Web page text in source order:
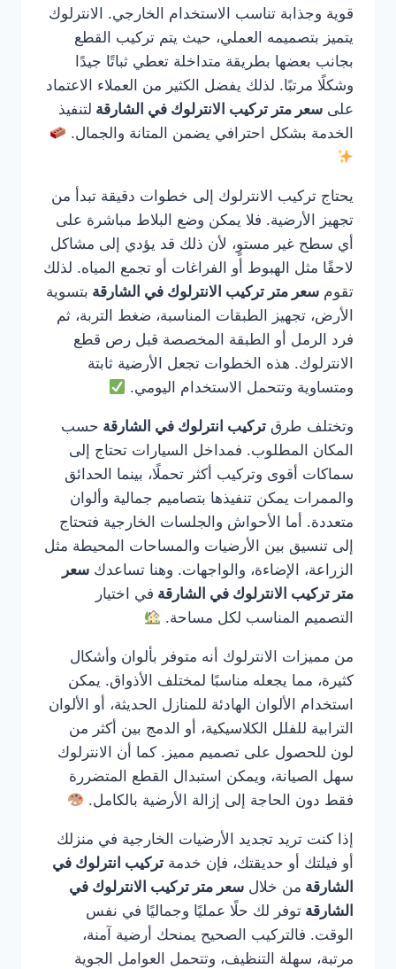
قوية وجذابة تناسب الاستخدام الخارجي. الانترلوك
يتميز بتصميمه العملي، حيث يتم تركيب القطع
بجانب بعضها بطريقة متداخلة تعطي ثباتًا جيدًا
وشكلًا مرتبًا. لذلك يفضل الكثير من العملاء الاعتماد
على سعر متر تركيب الانترلوك في الشارقة لتنفيذ
الخدمة بشكل احترافي يضمن المتانة والجمال.
يحتاج تركيب الانترلوك إلى خطوات دقيقة تبدأ من
تجهيز الأرضية. فلا يمكن وضع البلاط مباشرة على
أي سطح غير مستوٍ، لأن ذلك قد يؤدي إلى مشاكل
لاحقًا مثل الهبوط أو الفراغات أو تجمع المياه. لذلك
تقوم سعر متر تركيب الانترلوك في الشارقة بتسوية
الأرض، تجهيز الطبقات المناسبة، ضغط التربة، ثم
فرد الرمل أو الطبقة المخصصة قبل رص قطع
الانترلوك. هذه الخطوات تجعل الأرضية ثابتة
ومتساوية وتتحمل الاستخدام اليومي.
وتختلف طرق تركيب انترلوك في الشارقة حسب
المكان المطلوب. فمداخل السيارات تحتاج إلى
سماكات أقوى وتركيب أكثر تحملًا، بينما الحدائق
والممرات يمكن تنفيذها بتصاميم جمالية وألوان
متعددة. أما الأحواش والجلسات الخارجية فتحتاج
إلى تنسيق بين الأرضيات والمساحات المحيطة مثل
الزراعة، الإضاءة، والواجهات. وهنا تساعدك سعر
متر تركيب الانترلوك في الشارقة في اختيار
التصميم المناسب لكل مساحة.
من مميزات الانترلوك أنه متوفر بألوان وأشكال
كثيرة، مما يجعله مناسبًا لمختلف الأذواق. يمكن
استخدام الألوان الهادئة للمنازل الحديثة، أو الألوان
الترابية للفلل الكلاسيكية، أو الدمج بين أكثر من
لون للحصول على تصميم مميز. كما أن الانترلوك
سهل الصيانة، ويمكن استبدال القطع المتضررة
فقط دون الحاجة إلى إزالة الأرضية بالكامل.
إذا كنت تريد تجديد الأرضيات الخارجية في منزلك
أو فيلتك أو حديقتك، فإن خدمة تركيب انترلوك في
الشارقة من خلال سعر متر تركيب الانترلوك في
الشارقة توفر لك حلًا عمليًا وجماليًا في نفس
الوقت. فالتركيب الصحيح يمنحك أرضية آمنة،
مرتبة، سهلة التنظيف، وتتحمل العوامل الجوية